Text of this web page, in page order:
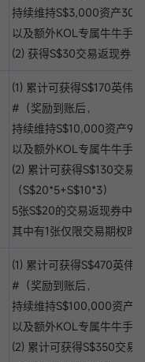
持续维持S$3,000资产30
以及额外KOL专属牛牛手办
(2) 获得S$30交易返现券
(1) 累计可获得S$170英伟
#（奖励到账后，
持续维持S$10,000资产90
以及额外KOL专属牛牛手办
(2) 累计可获得S$130交易
（S$20*5+S$10*3）
5张S$20的交易返现券中，
其中有1张仅限交易期权时
(1) 累计可获得S$470英伟
#（奖励到账后，
持续维持S$100,000资产
以及额外KOL专属牛牛手办
(2) 累计可获得S$350交易